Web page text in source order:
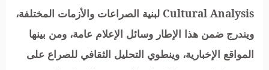
Cultural Analysis لبنية الصراعات والأزمات المختلفة،
ويندرج ضمن هذا الإطار وسائل الإعلام عامة، ومن بينها
المواقع الإخبارية، وينطوي التحليل الثقافي للصراع على